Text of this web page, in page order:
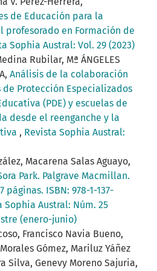
de Educación para la
profesorado en Formación de
Sophia Austral: Vol. 29 (2023)
Rubilar, Mª ÁNGELES
Análisis de la colaboración
de Protección Especializados
(PDE) y escuelas de
desde el reenganche y la
, Revista Sophia Austral:
Macarena Salas Aguayo,
Park. Palgrave Macmillan.
páginas. ISBN: 978-1-137-
Sophia Austral: Núm. 25
(enero-junio)
Francisco Navia Bueno,
Gómez, Mariluz Yáñez
Silva, Genevy Moreno Sajuria,